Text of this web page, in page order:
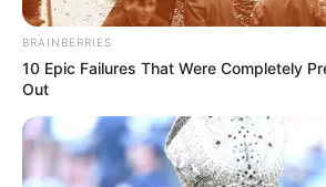
Agente de Saúde é
Câmara dos Deputados:
quinquênios, sexta-
entram no debate.
BRAINBERRIES
10 Epic Failures That Were Completely
Out